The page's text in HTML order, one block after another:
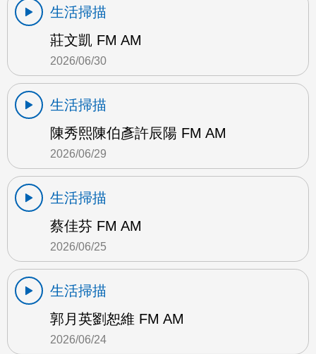
生活掃描
莊文凱 FM AM
2026/06/30
生活掃描
陳秀熙陳伯彥許辰陽 FM AM
2026/06/29
生活掃描
蔡佳芬 FM AM
2026/06/25
生活掃描
郭月英劉恕維 FM AM
2026/06/24